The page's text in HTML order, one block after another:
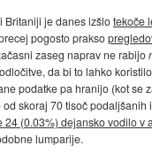
Britaniji je danes izšlotekoče
pogosto prakso
zaseg naprav ne rabijo
da bi to lahko
podatke pa hranijo (kot
skoraj 70 tisoč
24 (0.03%) dejansko vodilo v
lumparije.